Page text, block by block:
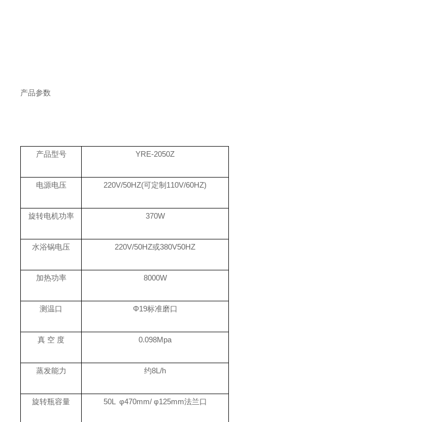
产品参数
产品型号 YRE-2050Z
电源电压 220V/50HZ(可定制110V/60HZ)
旋转电机功率 370W
水浴锅电压 220V/50HZ或380V50HZ
加热功率 8000W
测温口 Φ19标准磨口
真 空 度 0.098Mpa
蒸发能力 约8L/h
旋转瓶容量 50L φ470mm/ φ125mm法兰口